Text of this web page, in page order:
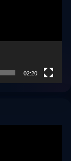
02:20